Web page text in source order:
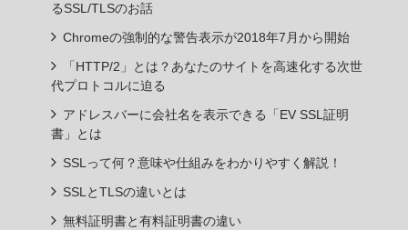
るSSL/TLSのお話
Chromeの強制的な警告表示が2018年7月から開始
「HTTP/2」とは？あなたのサイトを高速化する次世
代プロトコルに迫る
アドレスバーに会社名を表示できる「EV SSL証明
書」とは
SSLって何？意味や仕組みをわかりやすく解説！
SSLとTLSの違いとは
無料証明書と有料証明書の違い